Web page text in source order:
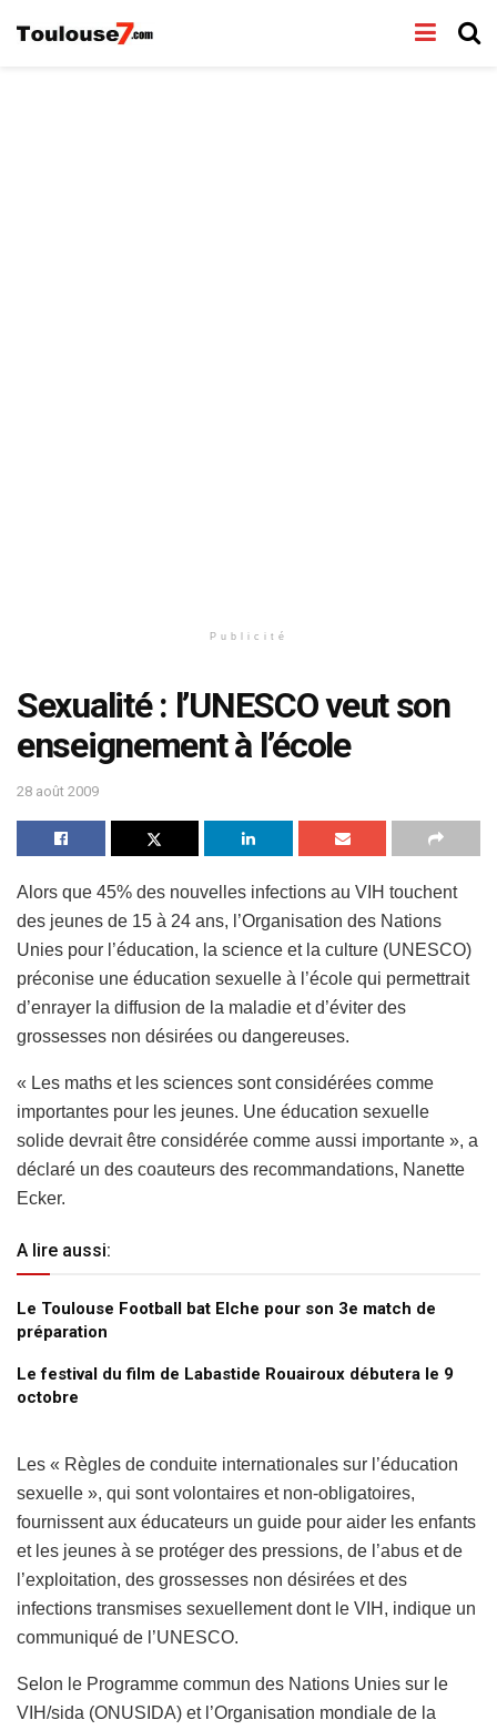
Publicité
Sexualité : l’UNESCO veut son
enseignement à l’école
28 août 2009
Alors que 45% des nouvelles infections au VIH touchent
des jeunes de 15 à 24 ans, l’Organisation des Nations
Unies pour l’éducation, la science et la culture (UNESCO)
préconise une éducation sexuelle à l’école qui permettrait
d’enrayer la diffusion de la maladie et d’éviter des
grossesses non désirées ou dangereuses.
« Les maths et les sciences sont considérées comme
importantes pour les jeunes. Une éducation sexuelle
solide devrait être considérée comme aussi importante », a
déclaré un des coauteurs des recommandations, Nanette
Ecker.
A lire aussi:
Le Toulouse Football bat Elche pour son 3e match de
préparation
Le festival du film de Labastide Rouairoux débutera le 9
octobre
Les « Règles de conduite internationales sur l’éducation
sexuelle », qui sont volontaires et non-obligatoires,
fournissent aux éducateurs un guide pour aider les enfants
et les jeunes à se protéger des pressions, de l’abus et de
l’exploitation, des grossesses non désirées et des
infections transmises sexuellement dont le VIH, indique un
communiqué de l’UNESCO.
Selon le Programme commun des Nations Unies sur le
VIH/sida (ONUSIDA) et l’Organisation mondiale de la